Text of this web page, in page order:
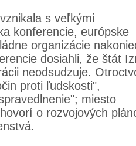
s veľkými
konferencie, európske
organizácie
dosiahli, že štát
neodsudzuje.
proti ľudskosti",
miesto
o rozvojových